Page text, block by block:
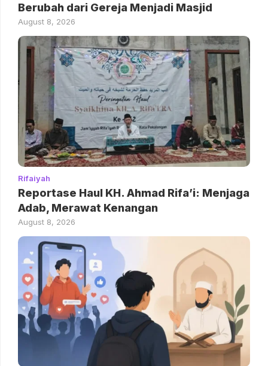
Berubah dari Gereja Menjadi Masjid
August 8, 2026
Rifaiyah
Reportase Haul KH. Ahmad Rifa’i: Menjaga
Adab, Merawat Kenangan
August 8, 2026